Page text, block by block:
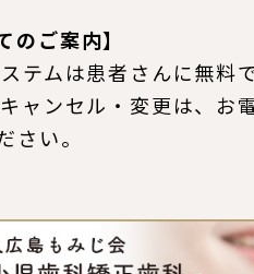
のご案内】
テムは患者さんに無料
ャンセル・変更は、お
さい。